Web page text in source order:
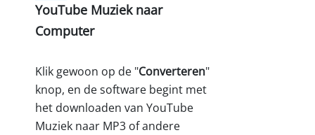
YouTube Muziek naar
Computer
Klik gewoon op de "Converteren"
knop, en de software begint met
het downloaden van YouTube
Muziek naar MP3 of andere